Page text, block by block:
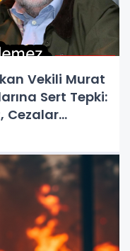
Vekili Murat
Sert Tepki:
Cezalar